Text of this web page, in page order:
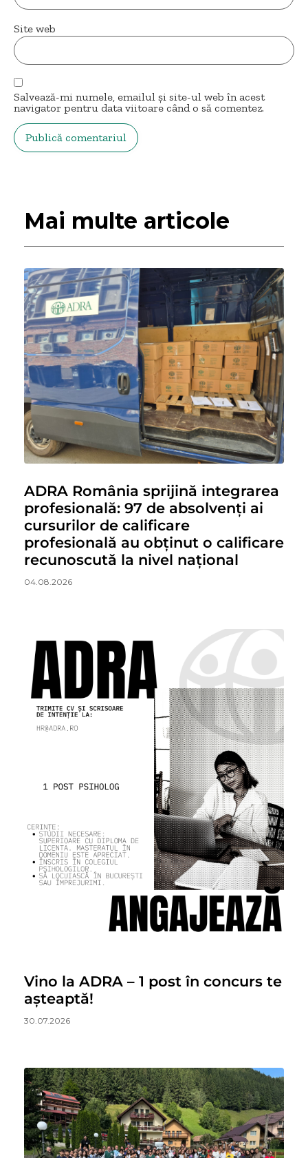
Site web
Salvează-mi numele, emailul și site-ul web în acest
navigator pentru data viitoare când o să comentez.
Mai multe articole
ADRA România sprijină integrarea
profesională: 97 de absolvenți ai
cursurilor de calificare
profesională au obținut o calificare
recunoscută la nivel național
04.08.2026
Vino la ADRA – 1 post în concurs te
așteaptă!
30.07.2026